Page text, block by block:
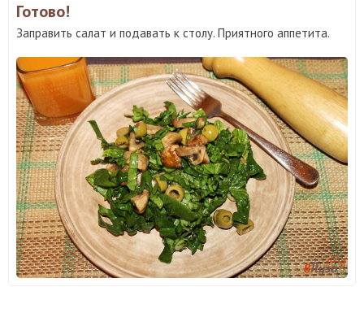
Готово!
Заправить салат и подавать к столу. Приятного аппетита.